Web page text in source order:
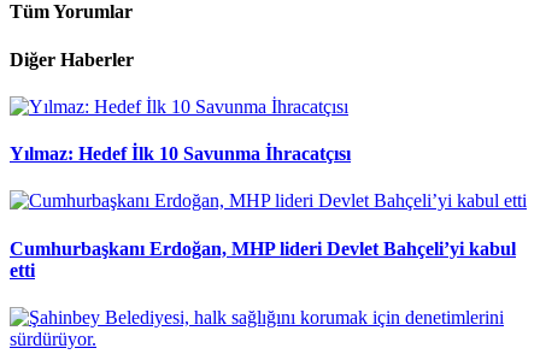
Tüm Yorumlar
Diğer Haberler
Yılmaz: Hedef İlk 10 Savunma İhracatçısı
Cumhurbaşkanı Erdoğan, MHP lideri Devlet Bahçeli’yi kabul
etti